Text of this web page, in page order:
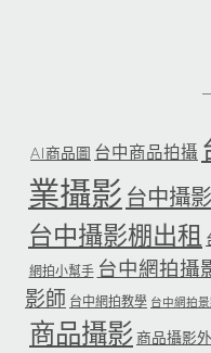
AI商品圖 台中商品拍攝
業攝影 台中攝
台中攝影棚出租
網拍小幫手 台中網拍攝
影師 台中網拍教學 台中網拍
商品攝影商品攝影